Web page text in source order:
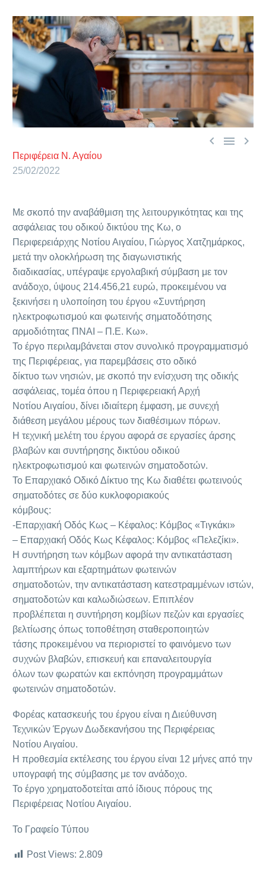
  
Περιφέρεια Ν. Αγαίου
25/02/2022
Με σκοπό την αναβάθμιση της λειτουργικότητας και της
ασφάλειας του οδικού δικτύου της Κω, ο
Περιφερειάρχης Νοτίου Αιγαίου, Γιώργος Χατζημάρκος,
μετά την ολοκλήρωση της διαγωνιστικής
διαδικασίας, υπέγραψε εργολαβική σύμβαση με τον
ανάδοχο, ύψους 214.456,21 ευρώ, προκειμένου να
ξεκινήσει η υλοποίηση του έργου «Συντήρηση
ηλεκτροφωτισμού και φωτεινής σηματοδότησης
αρμοδιότητας ΠΝΑΙ – Π.Ε. Κω».
Το έργο περιλαμβάνεται στον συνολικό προγραμματισμό
της Περιφέρειας, για παρεμβάσεις στο οδικό
δίκτυο των νησιών, με σκοπό την ενίσχυση της οδικής
ασφάλειας, τομέα όπου η Περιφερειακή Αρχή
Νοτίου Αιγαίου, δίνει ιδιαίτερη έμφαση, με συνεχή
διάθεση μεγάλου μέρους των διαθέσιμων πόρων.
Η τεχνική μελέτη του έργου αφορά σε εργασίες άρσης
βλαβών και συντήρησης δικτύου οδικού
ηλεκτροφωτισμού και φωτεινών σηματοδοτών.
Το Επαρχιακό Οδικό Δίκτυο της Κω διαθέτει φωτεινούς
σηματοδότες σε δύο κυκλοφοριακούς
κόμβους:
-Επαρχιακή Οδός Κως – Κέφαλος: Κόμβος «Τιγκάκι»
– Επαρχιακή Οδός Κως Κέφαλος: Κόμβος «Πελεζίκι».
Η συντήρηση των κόμβων αφορά την αντικατάσταση
λαμπτήρων και εξαρτημάτων φωτεινών
σηματοδοτών, την αντικατάσταση κατεστραμμένων ιστών,
σηματοδοτών και καλωδιώσεων. Επιπλέον
προβλέπεται η συντήρηση κομβίων πεζών και εργασίες
βελτίωσης όπως τοποθέτηση σταθεροποιητών
τάσης προκειμένου να περιοριστεί το φαινόμενο των
συχνών βλαβών, επισκευή και επαναλειτουργία
όλων των φωρατών και εκπόνηση προγραμμάτων
φωτεινών σηματοδοτών.
Φορέας κατασκευής του έργου είναι η Διεύθυνση
Τεχνικών Έργων Δωδεκανήσου της Περιφέρειας
Νοτίου Αιγαίου.
Η προθεσμία εκτέλεσης του έργου είναι 12 μήνες από την
υπογραφή της σύμβασης με τον ανάδοχο.
Το έργο χρηματοδοτείται από ίδιους πόρους της
Περιφέρειας Νοτίου Αιγαίου.
Το Γραφείο Τύπου
Post Views: 2.809